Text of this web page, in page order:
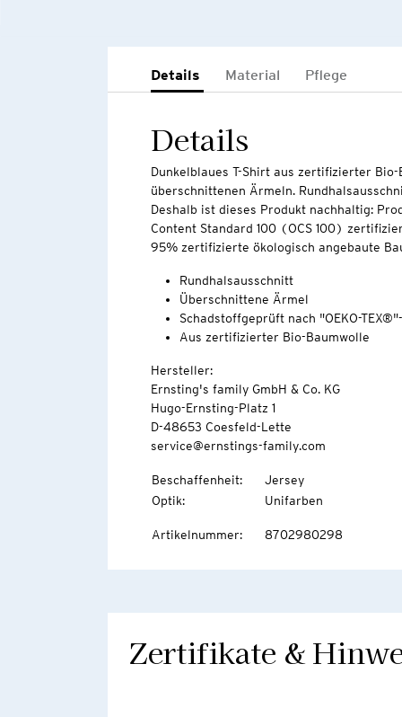
Details Material Pflege
Details
Dunkelblaues T-Shirt aus zertifizierter
überschnittenen Ärmeln.
Deshalb ist dieses Produkt nachhaltig:
Content Standard 100 (OCS 100)
95% zertifizierte ökologisch angebaute
Rundhalsausschnitt
Überschnittene Ärmel
Schadstoffgeprüft nach "OEKO-
Aus zertifizierter Bio-Baumwolle
Hersteller:
Ernsting's family GmbH & Co. KG
Hugo-Ernsting-Platz 1
D-48653 Coesfeld-Lette
service@ernstings-family.com
Beschaffenheit:
Jersey
Optik: Unifarben
Artikelnummer: 8702980298
Zertifikate &